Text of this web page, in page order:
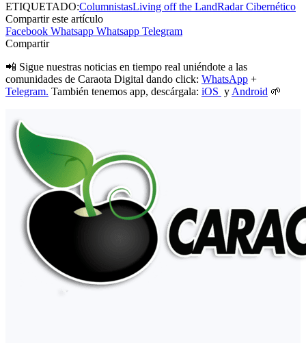
ETIQUETADO:ColumnistasLiving off the LandRadar Cibernético
Compartir este artículo
Facebook Whatsapp Whatsapp Telegram
Compartir
📲 Sigue nuestras noticias en tiempo real uniéndote a las
comunidades de Caraota Digital dando click: WhatsApp +
Telegram. También tenemos app, descárgala: iOS y Android 🌱